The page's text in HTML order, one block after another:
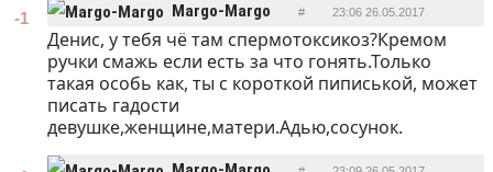
-1 Margo-Margo # 23:06 26.05.2017
ОТВЕТИТЬ
Денис, у тебя чё там спермотоксикоз?Кремом
ручки смажь если есть за что гонять.Только
такая особь как, ты с короткой пиписькой, может
писать гадости
девушке,женщине,матери.Адью,сосунок.